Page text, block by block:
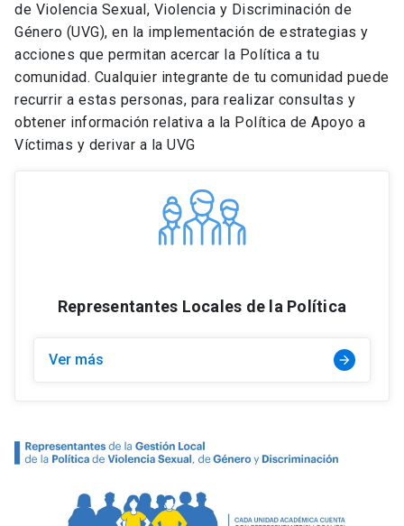
de Violencia Sexual, Violencia y Discriminación de
Género (UVG), en la implementación de estrategias y
acciones que permitan acercar la Política a tu
comunidad. Cualquier integrante de tu comunidad puede
recurrir a estas personas, para realizar consultas y
obtener información relativa a la Política de Apoyo a
Víctimas y derivar a la UVG
Representantes Locales de la Política
Ver más arrow_forward